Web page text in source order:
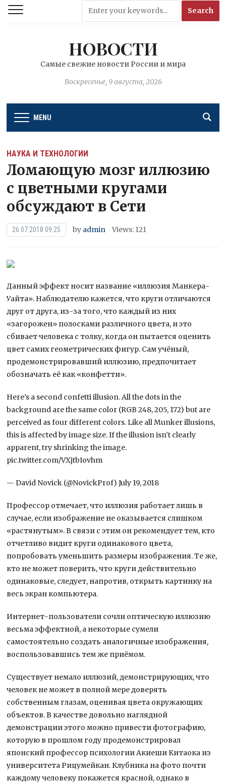
НОВОСТИ
Самые свежие новости России и мира
Воскресенье, 9 августа, 2026
MENU
НАУКА И ТЕХНОЛОГИИ
Ломающую мозг иллюзию
с цветными кругами
обсуждают в Сети
26.07.2018 09:25 by admin Views: 121
Данный эффект носит название «иллюзия Манкера-
Уайта». Наблюдателю кажется, что круги отличаются
друг от друга, из-за того, что каждый из них
«загорожен» полосками различного цвета, и это
сбивает человека с толку, когда он пытается оценить
цвет самих геометрических фигур. Сам учёный,
продемонстрировавший иллюзию, предпочитает
обозначать её как «конфетти».
Here’s a second confetti illusion. All the dots in the
background are the same color (RGB 248, 205, 172) but are
perceived as four different colors. Like all Munker illusions,
this is affected by image size. If the illusion isn’t clearly
apparent, try shrinking the image.
pic.twitter.com/VXjtbIovhm
— David Novick (@NovickProf) July 19, 2018
Профессор отмечает, что иллюзия работает лишь в
случае, если изображение не оказывается слишком
«растянутым». В связи с этим он рекомендует тем, кто
отчетливо видит круги одинакового цвета,
попробовать уменьшить размеры изображения. Те же,
кто не может поверить, что круги действительно
одинаковые, следует, напротив, открыть картинку на
весь экран компьютера.
Интернет-пользователи сочли оптическую иллюзию
весьма эффектной, а некоторые сумели
самостоятельно создать аналогичные изображения,
воспользовавшись тем же приёмом.
Существует немало иллюзий, демонстрирующих, что
человек не может в полной мере доверять
собственным глазам, оценивая цвета окружающих
объектов. В качестве довольно наглядной
демонстрации этого можно привести фотографию,
которую в прошлом году продемонстрировал
японский профессор психологии Акиеши Китаока из
университета Рицумейкан. Клубника на фото почти
каждому человеку покажется красной, однако в